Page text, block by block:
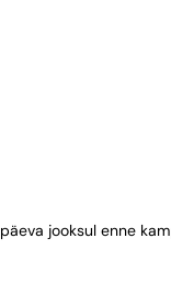
jooksul enne